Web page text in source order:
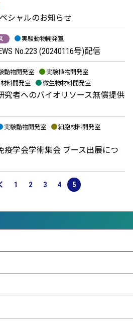
シャルのお知らせ
実験動物開発室
No.223 (20240116号)配信
動物開発室
実験植物開発室
料開発室 微生物材料開発室
究者へのバイオリソース無償提供
実験動物開発室
細胞材料開発室
疫学会学術集会 ブース出展につ
1 2 3 4 5